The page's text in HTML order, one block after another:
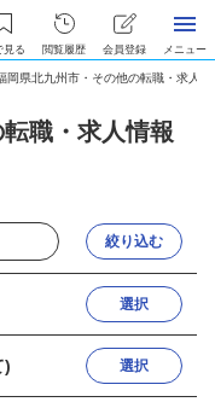
見る 閲覧履歴 会員登録 メニュー
岡県北九州市・その他の転職・求人情
職・求人情報
絞り込む
選択
) 選択